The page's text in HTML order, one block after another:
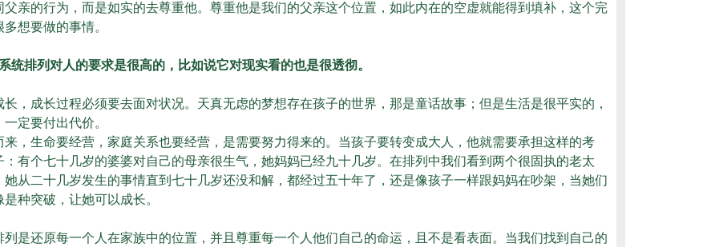
的行为，而是如实的去尊重他。尊重他是我们的父亲这个位置，如此内在的空虚就能得到填补，这个完
想要做的事情。
统排列对人的要求是很高的，比如说它对现实看的也是很透彻。
成长过程必须要去面对状况。天真无虑的梦想存在孩子的世界，那是童话故事；但是生活是很平实的，
定要付出代价。
生命要经营，家庭关系也要经营，是需要努力得来的。当孩子要转变成大人，他就需要承担这样的考
有个七十几岁的婆婆对自己的母亲很生气，她妈妈已经九十几岁。在排列中我们看到两个很固执的老太
她从二十几岁发生的事情直到七十几岁还没和解，都经过五十年了，还是像孩子一样跟妈妈在吵架，当她们
种突破，让她可以成长。
还原每一个人在家族中的位置，并且尊重每一个人他们自己的命运，且不是看表面。当我们找到自己的